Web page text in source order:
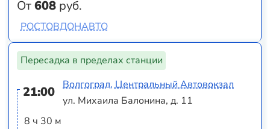
От608 руб.
РОСТОВДОНАВТО
Пересадка в пределах станции
21:00
8 ч 30 м
Волгоград, Центральный Автовокзал
ул. Михаила Балонина, д. 11